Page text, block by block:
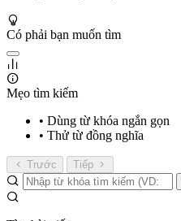
Có phải bạn muốn tìm
Mẹo tìm kiếm
• Dùng từ khóa ngắn gọn
• Thử từ đồng nghĩa
Trước Tiếp